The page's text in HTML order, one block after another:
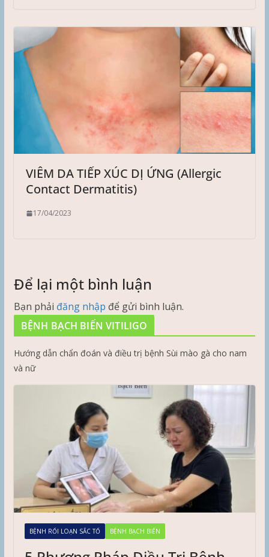
VIÊM DA TIẾP XÚC DỊ ỨNG (Allergic
Contact Dermatitis)
17/04/2023
Để lại một bình luận
Bạn phải đăng nhập để gửi bình luận.
BỆNH BẠCH BIẾN VITILIGO
Hướng dẫn chẩn đoán và điều trị bệnh Sùi mào gà cho nam
và nữ
BỆNH RỐI LOẠN SẮC TỐ BỆNH BẠCH BIẾN